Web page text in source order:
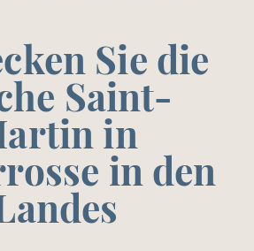
Sie die
Saint-
in
in den